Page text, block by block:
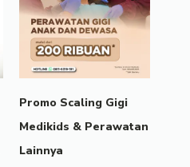
Promo Scaling Gigi
Medikids & Perawatan
Lainnya